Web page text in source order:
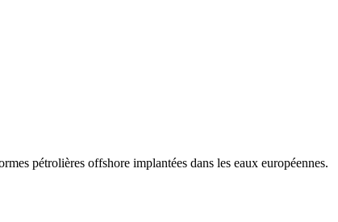
pétrolières offshore implantées dans les eaux européennes.